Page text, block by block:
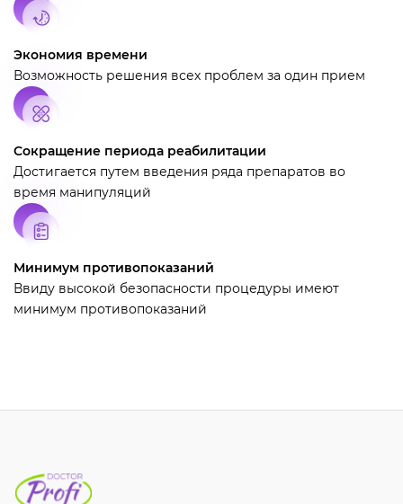
Экономия времени
Возможность решения всех проблем за один прием
Сокращение периода реабилитации
Достигается путем введения ряда препаратов во
время манипуляций
Минимум противопоказаний
Ввиду высокой безопасности процедуры имеют
минимум противопоказаний